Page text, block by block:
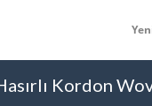
Kordon